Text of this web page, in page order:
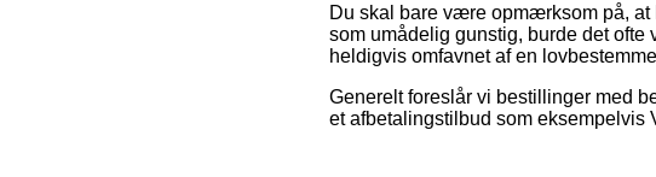
Du skal bare være opmærksom på, at
som umådelig gunstig, burde det
heldigvis omfavnet af en
Generelt foreslår vi bestillinger med
et afbetalingstilbud som